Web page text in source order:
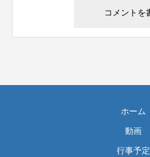
ホーム
動画
行事予定